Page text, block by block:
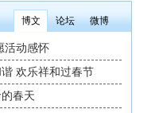
博文 论坛 微博
动感怀
欢乐祥和过春节
春天